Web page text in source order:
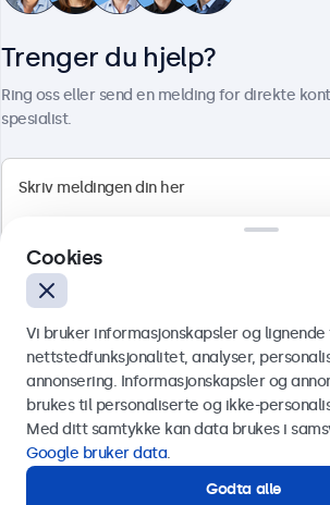
Norsk
Trenger du hjelp?
Ring oss eller send en melding for direkte
spesialist.
Send
Eller ring oss på
Cookies
Vi bruker informasjonskapsler og
nettstedfunksjonalitet, analyser,
annonsering. Informasjonskapsler og
brukes til personaliserte og ikke-
Med ditt samtykke kan data brukes i
Google bruker data.
Godta alle